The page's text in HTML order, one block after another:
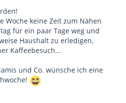
Woche keine Zeit zum Nähen
für ein paar Tage weg und
Haushalt zu erledigen,
Kaffeebesuch...
und Co. wünsche ich eine